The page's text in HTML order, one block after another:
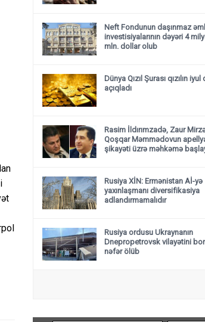
Neft Fondunun daşınmaz
investisiyalarının dəyəri 4
mln. dollar olub
Dünya Qızıl Şurası qızılın
açıqladı
Rasim İldırımzadə, Zaur
Qoşqar Məmmədovun
şikayəti üzrə məhkəmə
Rusiya XİN: Ermənistan Aİ-yə
yaxınlaşmanı diversifikasiya
adlandırmamalıdır
Rusiya ordusu Ukraynanın
Dnepropetrovsk vilayətini
nəfər ölüb